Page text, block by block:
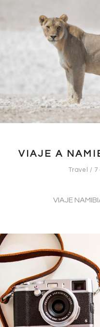
VIAJE A
Travel 7
VIAJE